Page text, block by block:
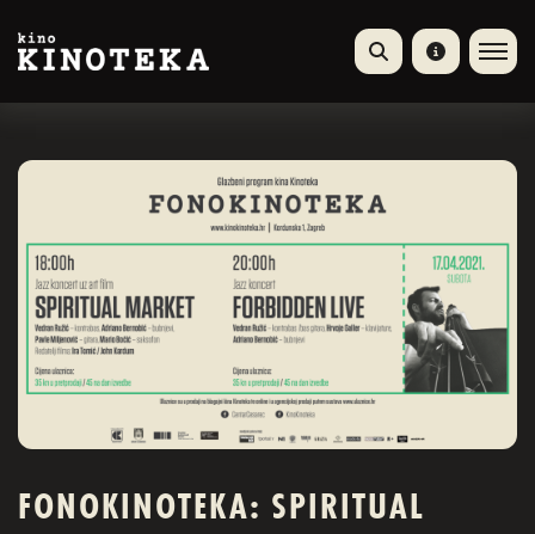
FONOKINOTEKA: SPIRITUAL